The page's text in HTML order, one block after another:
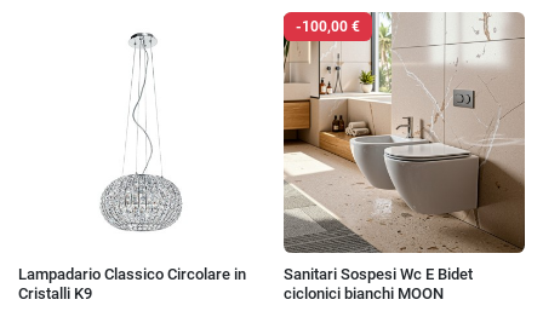
Lampadario Classico Circolare in
Cristalli K9
-100,00 €
Sanitari Sospesi Wc E Bidet
ciclonici bianchi MOON